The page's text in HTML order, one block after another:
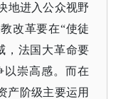
地进入公众视野
改革要在“使徒
，法国大革命要
以崇高感。而在
产阶级主要运用